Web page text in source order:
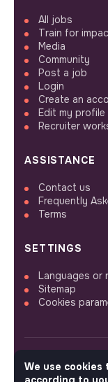
All jobs
Train for
Media
Community
Post a job
Login
Create an
Edit my profile
Recruiter
ASSISTANCE
Contact us
Frequently
Terms
SETTINGS
Languages or
Sitemap
Cookies
FOLLOW
We use